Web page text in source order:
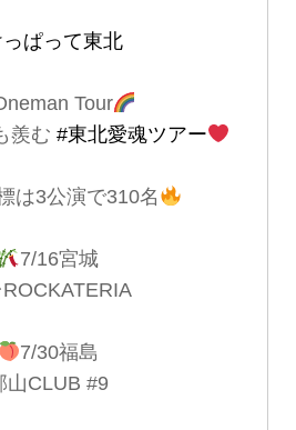
ぱって東北
Tour
羨む #東北愛魂ツアー
は3公演で310名
7/16宮城
7/30福島
山CLUB #9